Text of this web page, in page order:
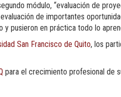
módulo, “evaluación de
de importantes
pusieron en práctica todo lo
San Francisco de Quito, los
para el crecimiento profesional de